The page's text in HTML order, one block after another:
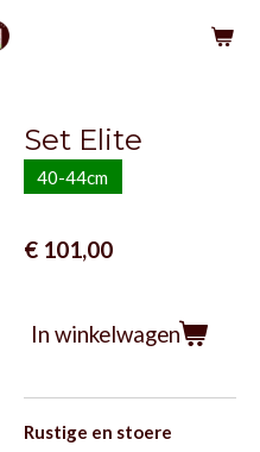
Set Elite
40-44cm
€ 101,00
In winkelwagen
Rustige en stoere